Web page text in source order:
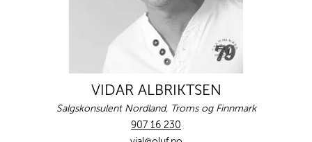
VIDAR ALBRIKTSEN
Salgskonsulent Nordland, Troms og Finnmark
907 16 230